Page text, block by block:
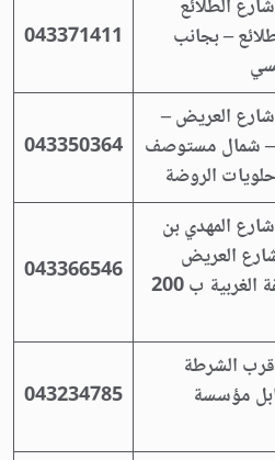
الطلائع
– بجانب
043371411
العريض –
– شمال مستوصف
الروضة
043350364
المهدي بن
العريض
غرب دوار الغمقة الغربية ب 200
043366546
الشرطة
مؤسسة
043234785